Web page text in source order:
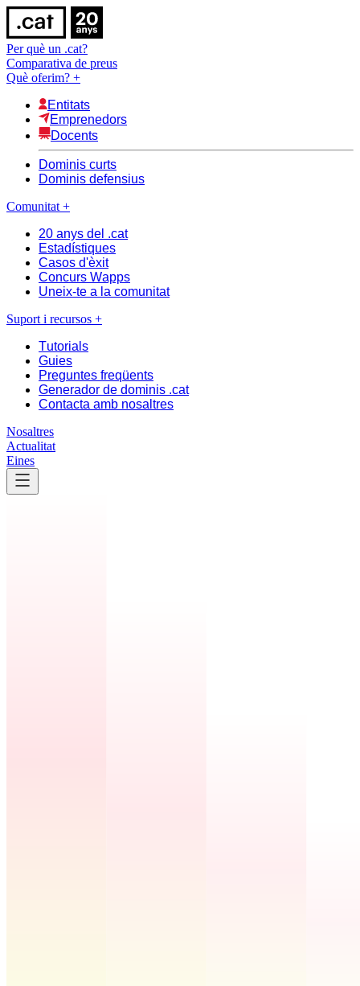
Per què un .cat?
Comparativa de preus
Què oferim? +
Entitats
Emprenedors
Docents
Dominis curts
Dominis defensius
Comunitat +
20 anys del .cat
Estadístiques
Casos d'èxit
Concurs Wapps
Uneix-te a la comunitat
Suport i recursos +
Tutorials
Guies
Preguntes freqüents
Generador de dominis .cat
Contacta amb nosaltres
Nosaltres
Actualitat
Eines